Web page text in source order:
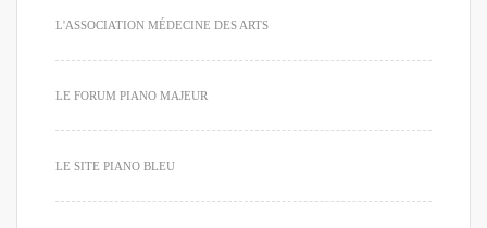
L'ASSOCIATION MÉDECINE DES ARTS
LE FORUM PIANO MAJEUR
LE SITE PIANO BLEU